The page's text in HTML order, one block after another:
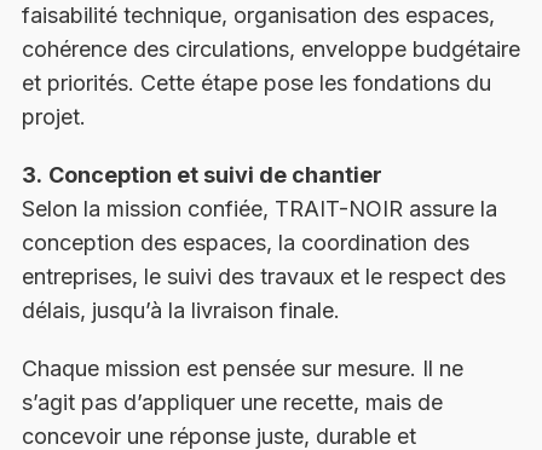
faisabilité technique, organisation des espaces,
cohérence des circulations, enveloppe budgétaire
et priorités. Cette étape pose les fondations du
projet.
3. Conception et suivi de chantier
Selon la mission confiée, TRAIT-NOIR assure la
conception des espaces, la coordination des
entreprises, le suivi des travaux et le respect des
délais, jusqu’à la livraison finale.
Chaque mission est pensée sur mesure. Il ne
s’agit pas d’appliquer une recette, mais de
concevoir une réponse juste, durable et